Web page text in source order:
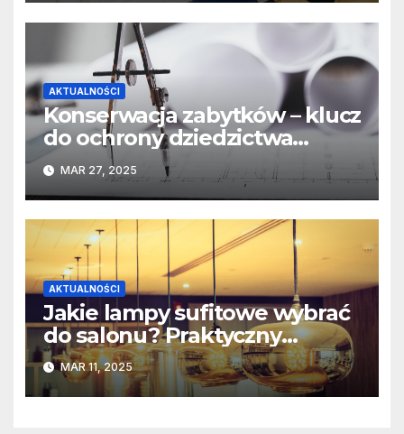
AKTUALNOŚCI
Konserwacja zabytków – klucz
do ochrony dziedzictwa
kulturowego
MAR 27, 2025
AKTUALNOŚCI
Jakie lampy sufitowe wybrać
do salonu? Praktyczny
poradnik
MAR 11, 2025